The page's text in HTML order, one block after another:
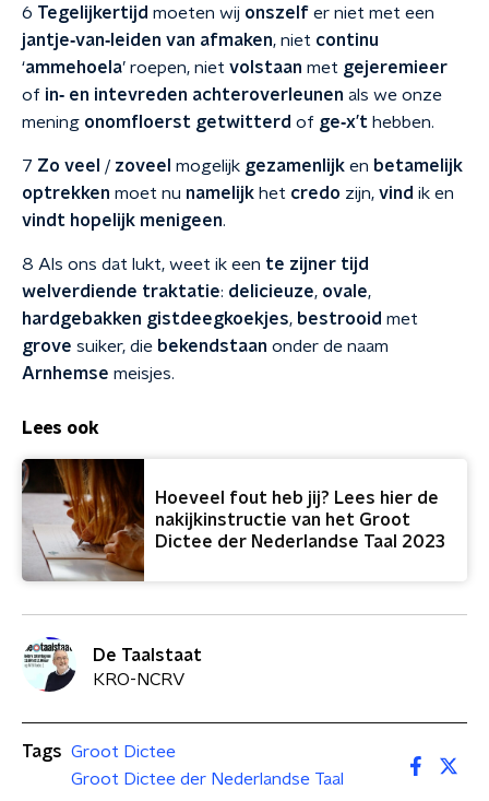
6 Tegelijkertijd moeten wij onszelf er niet met een
jantje‑van‑leiden van afmaken, niet continu
‘ammehoela’ roepen, niet volstaan met gejeremieer
of in‑ en intevreden achteroverleunen als we onze
mening onomfloerst getwitterd of ge‑x’t hebben.
7 Zo veel / zoveel mogelijk gezamenlijk en betamelijk
optrekken moet nu namelijk het credo zijn, vind ik en
vindt hopelijk menigeen.
8 Als ons dat lukt, weet ik een te zijner tijd
welverdiende traktatie: delicieuze, ovale,
hardgebakken gistdeegkoekjes, bestrooid met
grove suiker, die bekendstaan onder de naam
Arnhemse meisjes.
Lees ook
Hoeveel fout heb jij? Lees hier de
nakijkinstructie van het Groot
Dictee der Nederlandse Taal 2023
De Taalstaat
KRO-NCRV
Tags Groot Dictee
Groot Dictee der Nederlandse Taal